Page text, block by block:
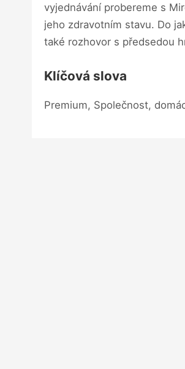
vyjednávání probereme s
jeho zdravotním stavu. Do
také rozhovor s předsedou
Klíčová slova
Premium, Společnost,